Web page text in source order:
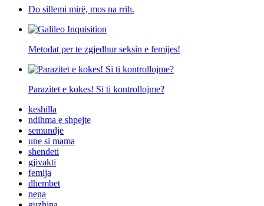
Do sillemi mirë, mos na rrih.
Metodat per te zgjedhur seksin e femijes!
Parazitet e kokes! Si ti kontrollojme?
keshilla
ndihma e shpejte
semundje
une si mama
shendeti
gjivakti
femija
dhembet
nena